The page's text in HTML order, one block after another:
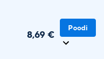
8,69 €
Poodi